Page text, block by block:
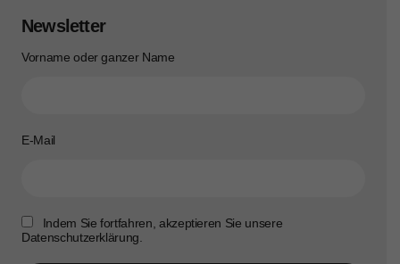
Newsletter
Vorname oder ganzer Name
E-Mail
Indem Sie fortfahren, akzeptieren Sie unsere
Datenschutzerklärung.